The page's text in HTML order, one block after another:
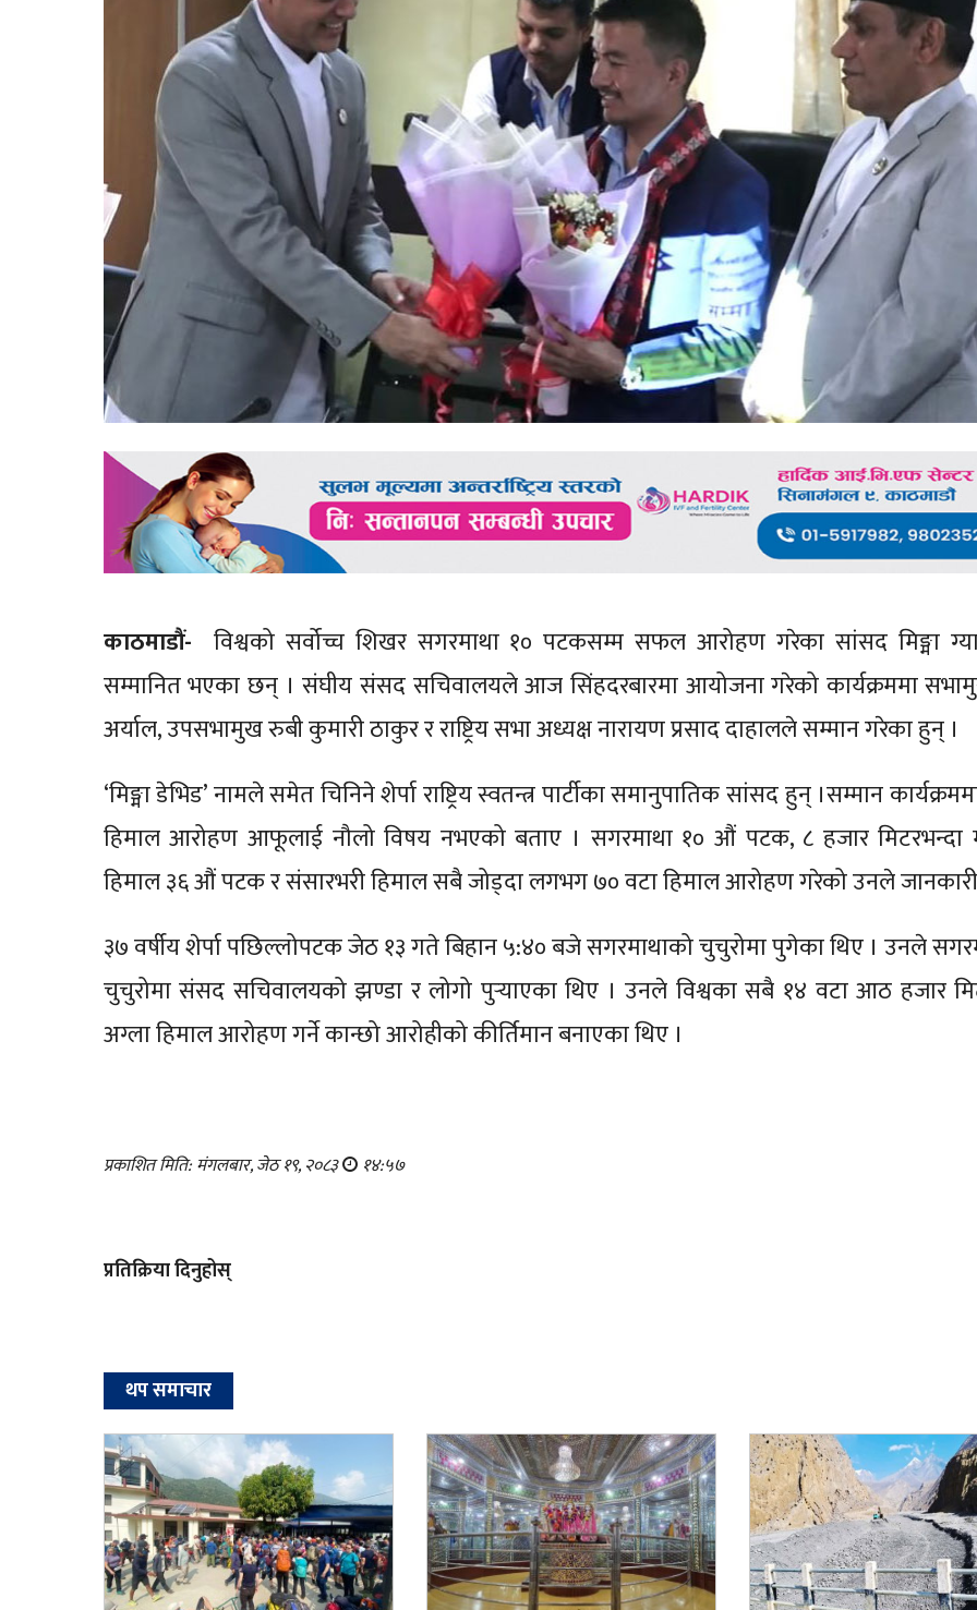
काठमाडौं- विश्वको सर्वोच्च शिखर सगरमाथा १० पटकसम्म सफल आरोहण गरेका सांसद मिङ्मा
सम्मानित भएका छन् । संघीय संसद सचिवालयले आज सिंहदरबारमा आयोजना गरेको कार्यक्रममा
अर्याल, उपसभामुख रुबी कुमारी ठाकुर र राष्ट्रिय सभा अध्यक्ष नारायण प्रसाद दाहालले सम्मान गरेका हुन् ।
‘मिङ्मा डेभिड’ नामले समेत चिनिने शेर्पा राष्ट्रिय स्वतन्त्र पार्टीका समानुपातिक सांसद हुन् ।सम्मान
हिमाल आरोहण आफूलाई नौलो विषय नभएको बताए । सगरमाथा १० औं पटक, ८ हजार मिटरभन्दा
हिमाल ३६ औं पटक र संसारभरी हिमाल सबै जोड्दा लगभग ७० वटा हिमाल आरोहण गरेको उनले
३७ वर्षीय शेर्पा पछिल्लोपटक जेठ १३ गते बिहान ५:४० बजे सगरमाथाको चुचुरोमा पुगेका थिए । उनले
चुचुरोमा संसद सचिवालयको झण्डा र लोगो पुर्‍याएका थिए । उनले विश्वका सबै १४ वटा आठ हजार
अग्ला हिमाल आरोहण गर्ने कान्छो आरोहीको कीर्तिमान बनाएका थिए ।
प्रकाशित मिति: मंगलबार, जेठ १९, २०८३ १४:५७
प्रतिक्रिया दिनुहोस्
थप समाचार